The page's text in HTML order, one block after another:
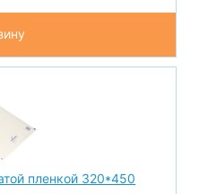
пленкой 320*450